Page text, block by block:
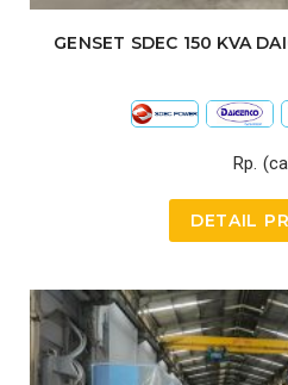
GENSET SDEC 150 KVA
Rp.
DETAIL